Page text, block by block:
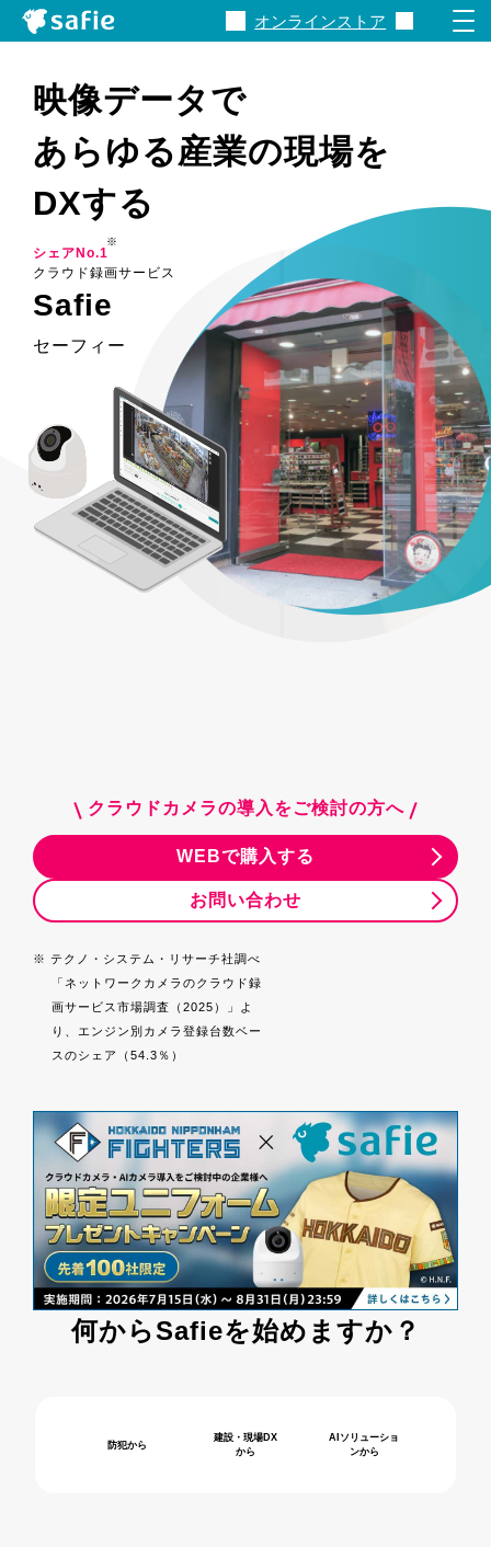
オンラインストア
Safieとは
製品・サービス
事例
サポート
ログイン
映像データで
あらゆる産業の現場を
DXする
シェアNo.1
※
クラウド録画サービス
Safie
セーフィー
クラウドカメラの導入をご検討の方へ
WEBで購入する
お問い合わせ
テクノ・システム・リサーチ社調べ
「ネットワークカメラのクラウド録
画サービス市場調査（2025）」よ
り、エンジン別カメラ登録台数ベー
スのシェア（54.3％）
何からSafieを始めますか？
防犯から
建設・現場DX
から
AIソリューショ
ンから